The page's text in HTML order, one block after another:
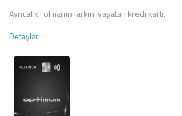
Ayrıcalıklı olmanın farkını yaşatan kredi kartı.
Detaylar